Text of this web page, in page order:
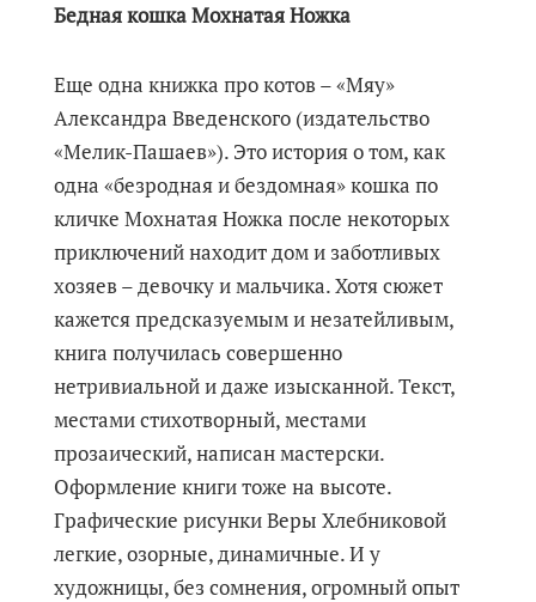
Бедная кошка Мохнатая Ножка
Еще одна книжка про котов – «Мяу»
Александра Введенского (издательство
«Мелик-Пашаев»). Это история о том, как
одна «безродная и бездомная» кошка по
кличке Мохнатая Ножка после некоторых
приключений находит дом и заботливых
хозяев – девочку и мальчика. Хотя сюжет
кажется предсказуемым и незатейливым,
книга получилась совершенно
нетривиальной и даже изысканной. Текст,
местами стихотворный, местами
прозаический, написан мастерски.
Оформление книги тоже на высоте.
Графические рисунки Веры Хлебниковой
легкие, озорные, динамичные. И у
художницы, без сомнения, огромный опыт